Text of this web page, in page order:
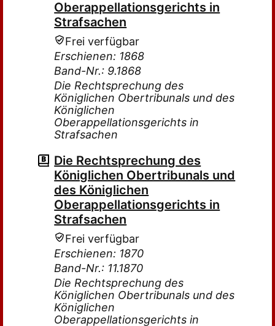
Oberappellationsgerichts in
Strafsachen
Frei verfügbar
Erschienen: 1868
Band-Nr.: 9.1868
Die Rechtsprechung des
Königlichen Obertribunals und des
Königlichen
Oberappellationsgerichts in
Strafsachen
Die Rechtsprechung des
Königlichen Obertribunals und
des Königlichen
Oberappellationsgerichts in
Strafsachen
Frei verfügbar
Erschienen: 1870
Band-Nr.: 11.1870
Die Rechtsprechung des
Königlichen Obertribunals und des
Königlichen
Oberappellationsgerichts in